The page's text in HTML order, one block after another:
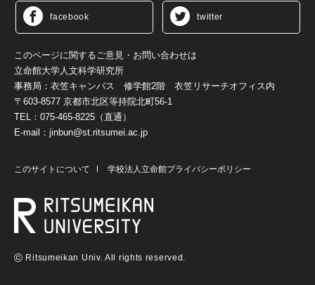
facebook twitter
このページに関するご意見・お問い合わせは
立命館大学人文科学研究所
事務局：衣笠キャンパス 修学館2階 衣笠リサーチオフィス内
〒603-8577 京都市北区等持院北町56-1
TEL：075-465-8225（直通）
E-mail：jinbun@st.ritsumei.ac.jp
このサイトについて 学校法人立命館プライバシーポリシー
© Ritsumeikan Univ. All rights reserved.